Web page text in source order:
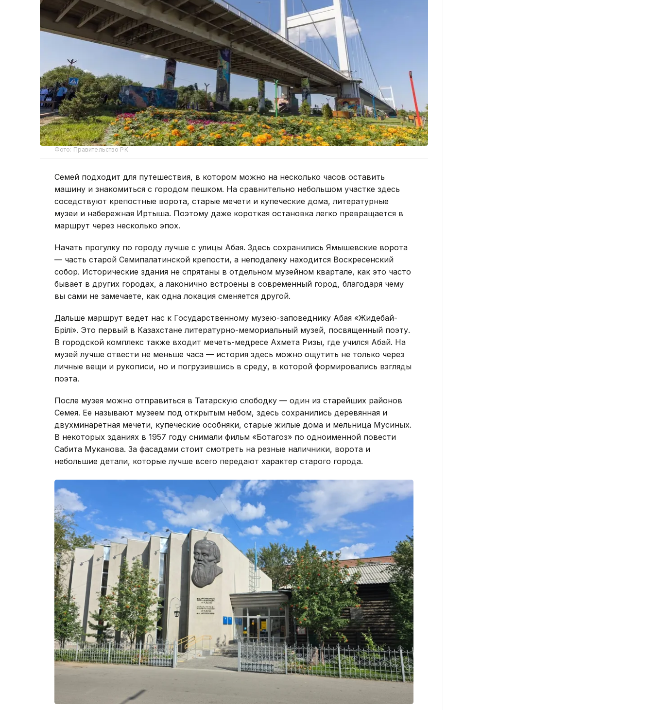
Фото: Правительство РК
Семей подходит для путешествия, в котором можно на несколько часов оставить
машину и знакомиться с городом пешком. На сравнительно небольшом участке здесь
соседствуют крепостные ворота, старые мечети и купеческие дома, литературные
музеи и набережная Иртыша. Поэтому даже короткая остановка легко превращается в
маршрут через несколько эпох.
Начать прогулку по городу лучше с улицы Абая. Здесь сохранились Ямышевские ворота
— часть старой Семипалатинской крепости, а неподалеку находится Воскресенский
собор. Исторические здания не спрятаны в отдельном музейном квартале, как это часто
бывает в других городах, а лаконично встроены в современный город, благодаря чему
вы сами не замечаете, как одна локация сменяется другой.
Дальше маршрут ведет нас к Государственному музею-заповеднику Абая «Жидебай-
Бөрілі». Это первый в Казахстане литературно-мемориальный музей, посвященный поэту.
В городской комплекс также входит мечеть-медресе Ахмета Ризы, где учился Абай. На
музей лучше отвести не меньше часа — история здесь можно ощутить не только через
личные вещи и рукописи, но и погрузившись в среду, в которой формировались взгляды
поэта.
После музея можно отправиться в Татарскую слободку — один из старейших районов
Семея. Ее называют музеем под открытым небом, здесь сохранились деревянная и
двухминаретная мечети, купеческие особняки, старые жилые дома и мельница Мусиных.
В некоторых зданиях в 1957 году снимали фильм «Ботагоз» по одноименной повести
Сабита Муканова. За фасадами стоит смотреть на резные наличники, ворота и
небольшие детали, которые лучше всего передают характер старого города.